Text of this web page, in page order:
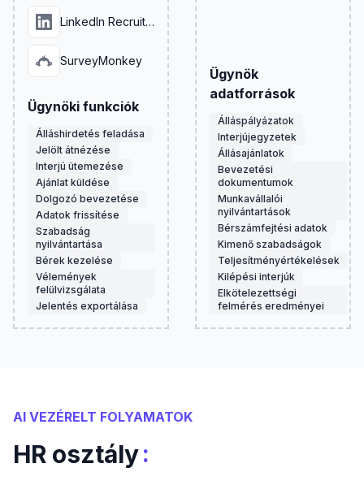
LinkedIn Recruiter
SurveyMonkey
Ügynöki funkciók
Álláshirdetés feladása
Jelölt átnézése
Interjú ütemezése
Ajánlat küldése
Dolgozó bevezetése
Adatok frissítése
Szabadság
nyilvántartása
Bérek kezelése
Vélemények
felülvizsgálata
Jelentés exportálása
Ügynök
adatforrások
Álláspályázatok
Interjújegyzetek
Állásajánlatok
Bevezetési
dokumentumok
Munkavállalói
nyilvántartások
Bérszámfejtési adatok
Kimenő szabadságok
Teljesítményértékelések
Kilépési interjúk
Elkötelezettségi
felmérés eredményei
AI VEZÉRELT FOLYAMATOK
HR osztály: